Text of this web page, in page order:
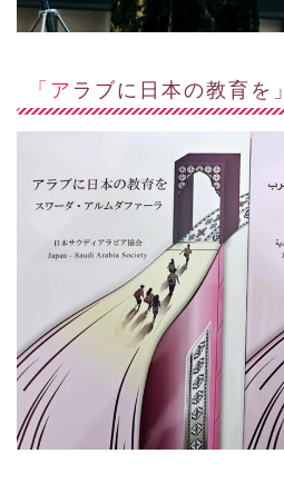
「アラブに日本の教育を」